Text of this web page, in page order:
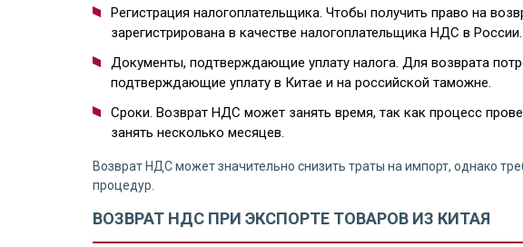
Регистрация налогоплательщика. Чтобы получить право на
зарегистрирована в качестве налогоплательщика НДС в России.
Документы, подтверждающие уплату налога. Для возврата
подтверждающие уплату в Китае и на российской таможне.
Сроки. Возврат НДС может занять время, так как процесс
занять несколько месяцев.
Возврат НДС может значительно снизить траты на импорт, однако
процедур.
ВОЗВРАТ НДС ПРИ ЭКСПОРТЕ ТОВАРОВ ИЗ КИТАЯ